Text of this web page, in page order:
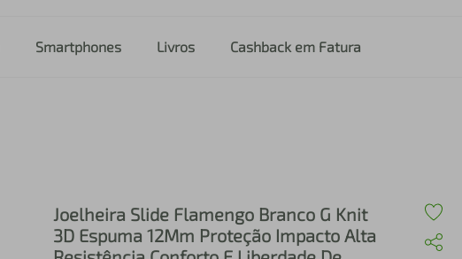
Smartphones Livros Cashback em Fatura
Joelheira Slide Flamengo Branco G Knit
3D Espuma 12Mm Proteção Impacto Alta